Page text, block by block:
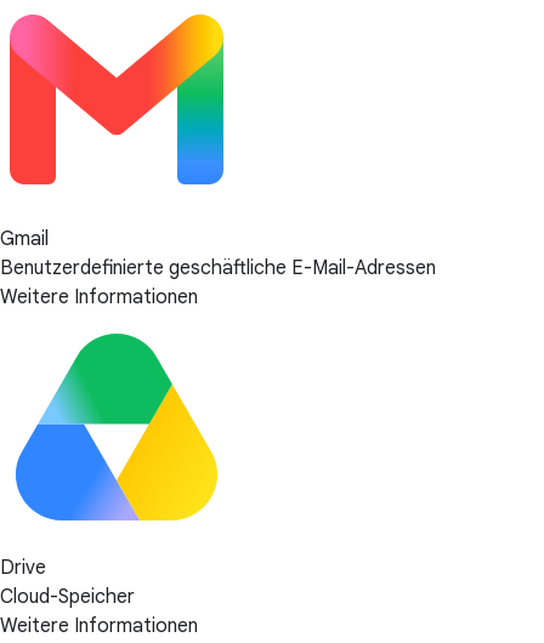
Gmail
Benutzerdefinierte geschäftliche E-Mail-Adressen
Weitere Informationen
Drive
Cloud-Speicher
Weitere Informationen